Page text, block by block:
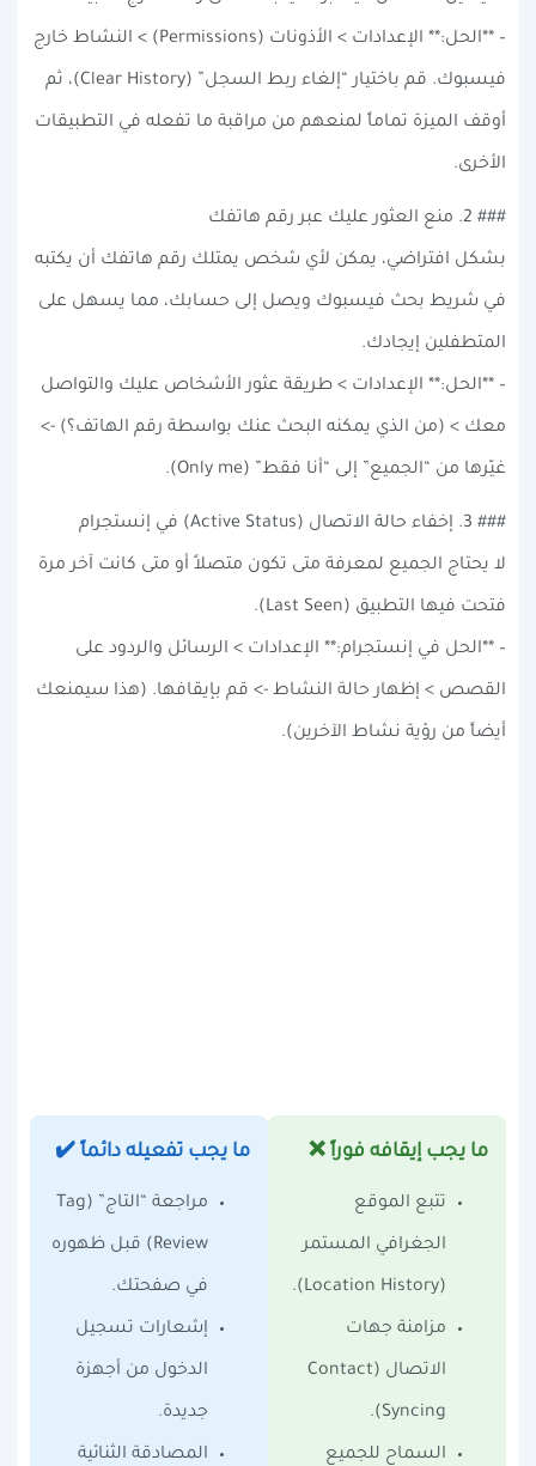
– **الحل:** الإعدادات > الأذونات (Permissions) > النشاط خارج
فيسبوك. قم باختيار “إلغاء ربط السجل” (Clear History)، ثم
أوقف الميزة تماماً لمنعهم من مراقبة ما تفعله في التطبيقات
الأخرى.
### 2. منع العثور عليك عبر رقم هاتفك
بشكل افتراضي، يمكن لأي شخص يمتلك رقم هاتفك أن يكتبه
في شريط بحث فيسبوك ويصل إلى حسابك، مما يسهل على
المتطفلين إيجادك.
– **الحل:** الإعدادات > طريقة عثور الأشخاص عليك والتواصل
معك > (من الذي يمكنه البحث عنك بواسطة رقم الهاتف؟) ->
غيّرها من “الجميع” إلى “أنا فقط” (Only me).
### 3. إخفاء حالة الاتصال (Active Status) في إنستجرام
لا يحتاج الجميع لمعرفة متى تكون متصلاً أو متى كانت آخر مرة
فتحت فيها التطبيق (Last Seen).
– **الحل في إنستجرام:** الإعدادات > الرسائل والردود على
القصص > إظهار حالة النشاط -> قم بإيقافها. (هذا سيمنعك
أيضاً من رؤية نشاط الآخرين).
ما يجب إيقافه فوراً ❌
تتبع الموقع
الجغرافي المستمر
(Location History).
مزامنة جهات
الاتصال (Contact
Syncing).
السماح للجميع
ما يجب تفعيله دائماً ✔️
مراجعة “التاج” (Tag
Review) قبل ظهوره
في صفحتك.
إشعارات تسجيل
الدخول من أجهزة
جديدة.
المصادقة الثنائية